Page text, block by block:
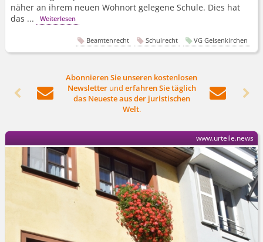
näher an ihrem neuen Wohnort gelegene Schule. Dies hat
das ...
Weiterlesen
Beamtenrecht Schulrecht VG Gelsenkirchen
 
Abonnieren Sie unseren kostenlosen
Newsletterund erfahren Sie täglich
das Neueste aus der juristischen
Welt.
 
www.urteile.news